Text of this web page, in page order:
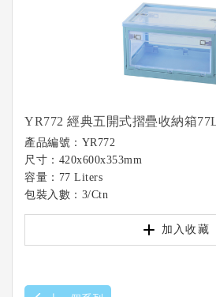
YR772 經典五開式摺疊收納箱
產品編號：YR772
尺寸：420x600x353mm
容量：77 Liters
包裝入數：3/Ctn
加入收藏